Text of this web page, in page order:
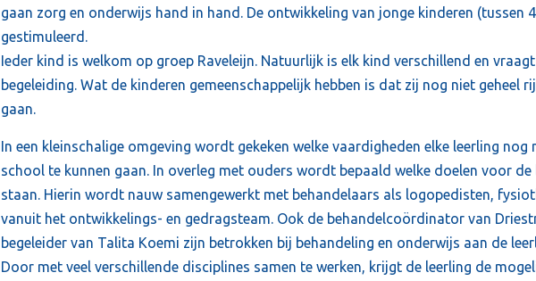
gaan zorg en onderwijs hand in hand. De ontwikkeling van jonge kinderen (tussen
gestimuleerd.
Ieder kind is welkom op groep Raveleijn. Natuurlijk is elk kind verschillend en
begeleiding. Wat de kinderen gemeenschappelijk hebben is dat zij nog niet geheel
gaan.
In een kleinschalige omgeving wordt gekeken welke vaardigheden elke leerling
school te kunnen gaan. In overleg met ouders wordt bepaald welke doelen voor
staan. Hierin wordt nauw samengewerkt met behandelaars als logopedisten,
vanuit het ontwikkelings- en gedragsteam. Ook de behandelcoördinator van
begeleider van Talita Koemi zijn betrokken bij behandeling en onderwijs aan de
Door met veel verschillende disciplines samen te werken, krijgt de leerling de